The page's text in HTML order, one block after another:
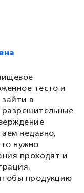
тесто и
в
разрешительные
недавно,
нужно
проходят и
продукцию